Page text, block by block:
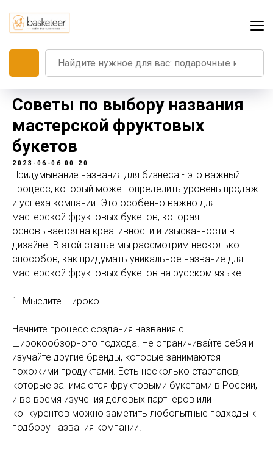
Советы по выбору названия
мастерской фруктовых
букетов
2023-06-06 00:20
Придумывание названия для бизнеса - это важный
процесс, который может определить уровень продаж
и успеха компании. Это особенно важно для
мастерской фруктовых букетов, которая
основывается на креативности и изысканности в
дизайне. В этой статье мы рассмотрим несколько
способов, как придумать уникальное название для
мастерской фруктовых букетов на русском языке.
1. Мыслите широко
Начните процесс создания названия с
широкообзорного подхода. Не ограничивайте себя и
изучайте другие бренды, которые занимаются
похожими продуктами. Есть несколько стартапов,
которые занимаются фруктовыми букетами в России,
и во время изучения деловых партнеров или
конкурентов можно заметить любопытные подходы к
подбору названия компании.